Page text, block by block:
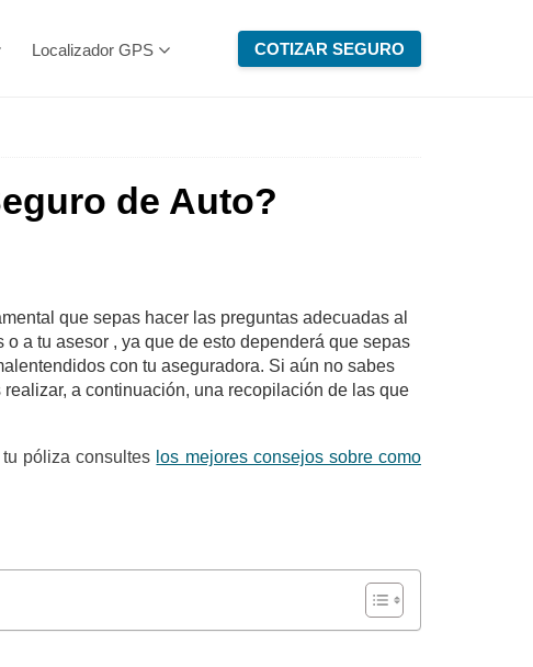
Localizador GPS COTIZAR SEGURO
de Auto?
que sepas hacer las preguntas adecuadas al
a tu asesor , ya que de esto dependerá que sepas
con tu aseguradora. Si aún no sabes
a continuación, una recopilación de las que
póliza consultes los mejores consejos sobre como